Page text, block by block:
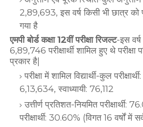
2,89,693, इस वर्ष किसी भी छात्र को
गया है
एमपी बोर्ड कक्षा 12वीं परीक्षा रिजल्ट-इस
6,89,746 परीक्षार्थी शामिल हुए थे परीक्षा
प्रकार है|
परीक्षा में शामिल विद्यार्थी-कुल
6,13,634, स्वाध्यायी: 76,112
उत्तीर्ण प्रतिशत-नियमित परीक्षार्थी:
परीक्षार्थी: 30.60% (विगत 16 वर्षों में